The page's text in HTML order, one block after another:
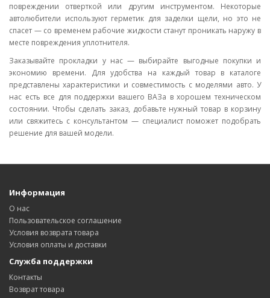
повреждении отверткой или другим инструментом. Некоторые
автолюбители используют герметик для заделки щели, но это не
спасет — со временем рабочие жидкости станут проникать наружу в
месте повреждения уплотнителя.
Заказывайте прокладки у нас — выбирайте выгодные покупки и
экономию времени. Для удобства на каждый товар в каталоге
представлены характеристики и совместимость с моделями авто. У
нас есть все для поддержки вашего ВАЗа в хорошем техническом
состоянии. Чтобы сделать заказ, добавьте нужный товар в корзину
или свяжитесь с консультантом — специалист поможет подобрать
решение для вашей модели.
Информация
О нас
Пользовательское соглашение
Условия возврата товара
Условия оплаты и доставки
Служба поддержки
Контакты
Возврат товара